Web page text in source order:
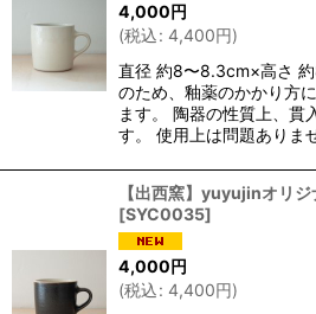
4,000円
(税込: 4,400円)
直径 約8〜8.3cm×高さ
のため、釉薬のかかり方
ます。 陶器の性質上、貫
す。 使用上は問題ありま
【出西窯】yuyujinオリジ
[SYC0035]
4,000円
(税込: 4,400円)